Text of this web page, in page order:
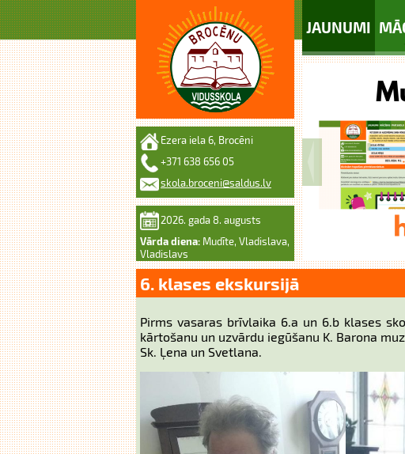
JAUNUMI
Ezera iela 6, Brocēni
+371 638 656 05
skola.broceni@saldus.lv
2026. gada 8. augusts
Vārda diena: Mudīte, Vladislava,
Vladislavs
6. klases ekskursijā
Pirms vasaras brīvlaika 6.a un 6.b klases
kārtošanu un uzvārdu iegūšanu K. Barona
Sk. Ļena un Svetlana.